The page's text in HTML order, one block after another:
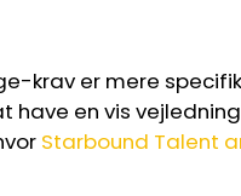
krav er mere
en vis
Starbound Talent